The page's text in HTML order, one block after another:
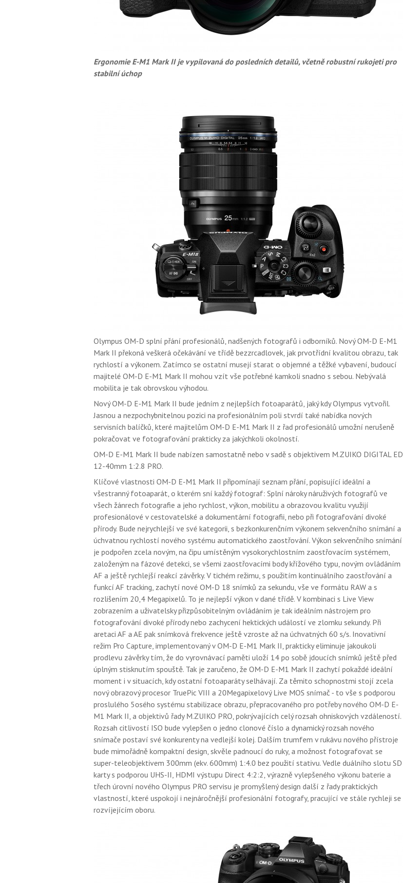
Ergonomie E-M1 Mark II je vypilovaná do posledních detailů, včetně robustní rukojeti pro
stabilní úchop
Olympus OM-D splní přání profesionálů, nadšených fotografů i odborníků. Nový OM-D E-M1
Mark II překoná veškerá očekávání ve třídě bezzrcadlovek, jak prvotřídní kvalitou obrazu, tak
rychlostí a výkonem. Zatímco se ostatní musejí starat o objemné a těžké vybavení, budoucí
majitelé OM-D E-M1 Mark II mohou vzít vše potřebné kamkoli snadno s sebou. Nebývalá
mobilita je tak obrovskou výhodou.
Nový OM-D E-M1 Mark II bude jedním z nejlepších fotoaparátů, jaký kdy Olympus vytvořil.
Jasnou a nezpochybnitelnou pozici na profesionálním poli stvrdí také nabídka nových
servisních balíčků, které majitelům OM-D E-M1 Mark II z řad profesionálů umožní nerušeně
pokračovat ve fotografování prakticky za jakýchkoli okolností.
OM-D E-M1 Mark II bude nabízen samostatně nebo v sadě s objektivem M.ZUIKO DIGITAL ED
12-40mm 1:2.8 PRO.
Klíčové vlastnosti OM-D E-M1 Mark II připomínají seznam přání, popisující ideální a
všestranný fotoaparát, o kterém sní každý fotograf: Splní nároky náruživých fotografů ve
všech žánrech fotografie a jeho rychlost, výkon, mobilitu a obrazovou kvalitu využijí
profesionálové v cestovatelské a dokumentární fotografii, nebo při fotografování divoké
přírody. Bude nejrychlejší ve své kategorii, s bezkonkurenčním výkonem sekvenčního snímání a
úchvatnou rychlostí nového systému automatického zaostřování. Výkon sekvenčního snímání
je podpořen zcela novým, na čipu umístěným vysokorychlostním zaostřovacím systémem,
založeným na fázové detekci, se všemi zaostřovacími body křížového typu, novým ovládáním
AF a ještě rychlejší reakcí závěrky. V tichém režimu, s použitím kontinuálního zaostřování a
funkcí AF tracking, zachytí nové OM-D 18 snímků za sekundu, vše ve formátu RAW a s
rozlišením 20,4 Megapixelů. To je nejlepší výkon v dané třídě. V kombinaci s Live View
zobrazením a uživatelsky přizpůsobitelným ovládáním je tak ideálním nástrojem pro
fotografování divoké přírody nebo zachycení hektických událostí ve zlomku sekundy. Při
aretaci AF a AE pak snímková frekvence ještě vzroste až na úchvatných 60 s/s. Inovativní
režim Pro Capture, implementovaný v OM-D E-M1 Mark II, prakticky eliminuje jakoukoli
prodlevu závěrky tím, že do vyrovnávací paměti uloží 14 po sobě jdoucích snímků ještě před
úplným stisknutím spouště. Tak je zaručeno, že OM-D E-M1 Mark II zachytí pokaždé ideální
moment i v situacích, kdy ostatní fotoaparáty selhávají. Za těmito schopnostmi stojí zcela
nový obrazový procesor TruePic VIII a 20Megapixelový Live MOS snímač - to vše s podporou
proslulého 5osého systému stabilizace obrazu, přepracovaného pro potřeby nového OM-D E-
M1 Mark II, a objektivů řady M.ZUIKO PRO, pokrývajících celý rozsah ohniskových vzdáleností.
Rozsah citlivostí ISO bude vylepšen o jedno clonové číslo a dynamický rozsah nového
snímače postaví své konkurenty na vedlejší kolej. Dalším trumfem v rukávu nového přístroje
bude mimořádně kompaktní design, skvěle padnoucí do ruky, a možnost fotografovat se
super-teleobjektivem 300mm (ekv. 600mm) 1:4.0 bez použití stativu. Vedle duálního slotu SD
karty s podporou UHS-II, HDMI výstupu Direct 4:2:2, výrazně vylepšeného výkonu baterie a
třech úrovní nového Olympus PRO servisu je promyšlený design další z řady praktických
vlastností, které uspokojí i nejnáročnější profesionální fotografy, pracující ve stále rychleji se
rozvíjejícím oboru.